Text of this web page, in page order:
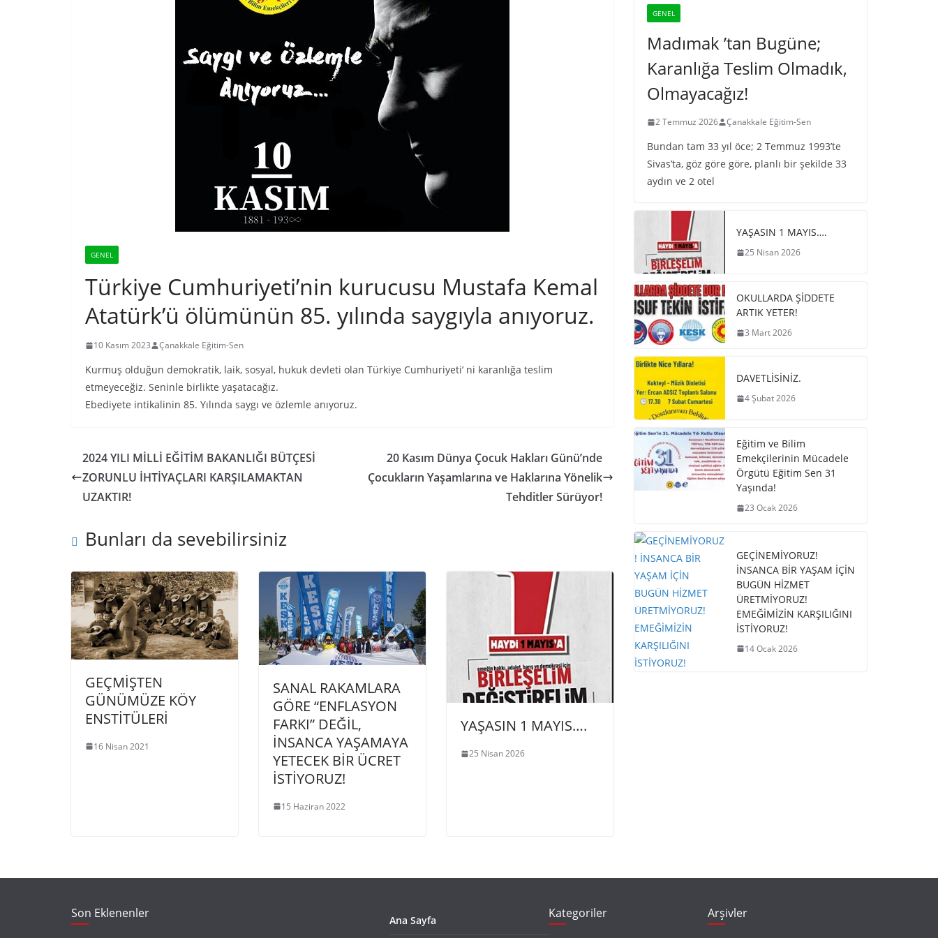
GENEL
Türkiye Cumhuriyeti’nin kurucusu Mustafa Kemal
Atatürk’ü ölümünün 85. yılında saygıyla anıyoruz.
10 Kasım 2023 Çanakkale Eğitim-Sen
Kurmuş olduğun demokratik, laik, sosyal, hukuk devleti olan Türkiye Cumhuriyeti’ ni karanlığa teslim
etmeyeceğiz. Seninle birlikte yaşatacağız.
Ebediyete intikalinin 85. Yılında saygı ve özlemle anıyoruz.
2024 YILI MİLLİ EĞİTİM BAKANLIĞI BÜTÇESİ
ZORUNLU İHTİYAÇLARI KARŞILAMAKTAN
UZAKTIR!
20 Kasım Dünya Çocuk Hakları Günü’nde
Çocukların Yaşamlarına ve Haklarına Yönelik
Tehditler Sürüyor!
Bunları da sevebilirsiniz
GEÇMİŞTEN
GÜNÜMÜZE KÖY
ENSTİTÜLERİ
16 Nisan 2021
SANAL RAKAMLARA
GÖRE “ENFLASYON
FARKI” DEĞİL,
İNSANCA YAŞAMAYA
YETECEK BİR ÜCRET
İSTİYORUZ!
15 Haziran 2022
YAŞASIN 1 MAYIS….
25 Nisan 2026
GENEL
Madımak ’tan Bugüne;
Karanlığa Teslim Olmadık,
Olmayacağız!
2 Temmuz 2026 Çanakkale Eğitim-Sen
Bundan tam 33 yıl öce; 2 Temmuz 1993’te
Sivas’ta, göz göre göre, planlı bir şekilde 33
aydın ve 2 otel
YAŞASIN 1 MAYIS….
25 Nisan 2026
OKULLARDA ŞİDDETE
ARTIK YETER!
3 Mart 2026
DAVETLİSİNİZ.
4 Şubat 2026
Eğitim ve Bilim
Emekçilerinin Mücadele
Örgütü Eğitim Sen 31
Yaşında!
23 Ocak 2026
GEÇİNEMİYORUZ!
İNSANCA BİR YAŞAM İÇİN
BUGÜN HİZMET
ÜRETMİYORUZ!
EMEĞİMİZİN KARŞILIĞINI
İSTİYORUZ!
14 Ocak 2026
Son Eklenenler Ana Sayfa Kategoriler Arşivler